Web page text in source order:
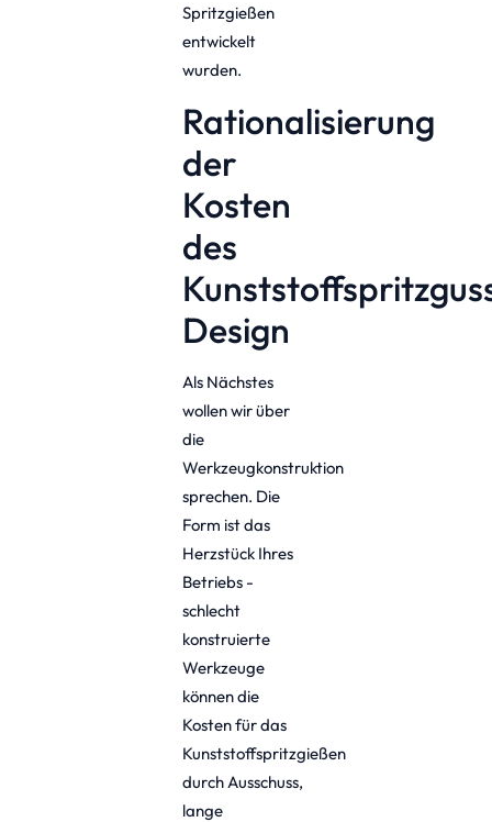
Spritzgießen
entwickelt
wurden.
Rationalisierung
der
Kosten
des
Design
Als Nächstes
wollen wir über
die
Werkzeugkonstruktion
sprechen. Die
Form ist das
Herzstück Ihres
Betriebs -
schlecht
konstruierte
Werkzeuge
können die
Kosten für das
Kunststoffspritzgießen
durch Ausschuss,
lange